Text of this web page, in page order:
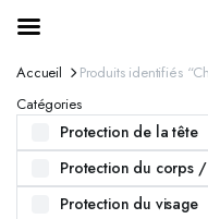
Accueil
Produits identifiés
Catégories
Protection de la tête
Protection du corps
Protection du visage